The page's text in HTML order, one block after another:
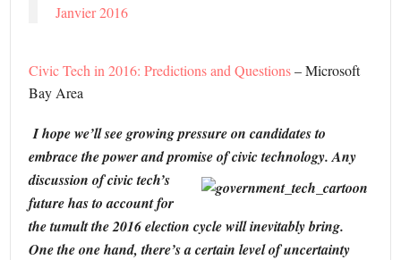
Janvier 2016
Civic Tech in 2016: Predictions and Questions– Microsoft
Bay Area
I hope we’ll see growing pressure on candidates to
embrace the power and promise of civic technology.Any
discussion of civic tech’s
future has to account for
the tumult the 2016 election cycle will inevitably bring.
One the one hand, there’s a certain level of uncertainty